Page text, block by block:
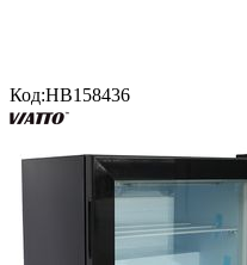
Код:HB158436